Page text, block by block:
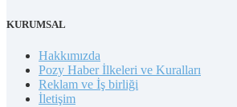
KURUMSAL
Hakkımızda
Pozy Haber İlkeleri ve Kuralları
Reklam ve İş birliği
İletişim